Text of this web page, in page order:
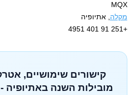
MQX
מקלה, אתיופיה
+251 91 401 4951
קישורים שימושיים,
מובילות השנה באתיופיה